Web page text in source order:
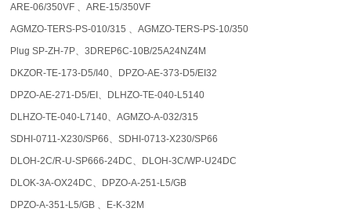
ARE-06/350VF 、ARE-15/350VF
AGMZO-TERS-PS-010/315 、AGMZO-TERS-PS-10/350
Plug SP-ZH-7P、3DREP6C-10B/25A24NZ4M
DKZOR-TE-173-D5/I40、DPZO-AE-373-D5/EI32
DPZO-AE-271-D5/EI、DLHZO-TE-040-L5140
DLHZO-TE-040-L7140、AGMZO-A-032/315
SDHI-0711-X230/SP66、SDHI-0713-X230/SP66
DLOH-2C/R-U-SP666-24DC、DLOH-3C/WP-U24DC
DLOK-3A-OX24DC、DPZO-A-251-L5/GB
DPZO-A-351-L5/GB 、E-K-32M